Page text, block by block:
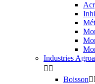
Industries
 
Boisson